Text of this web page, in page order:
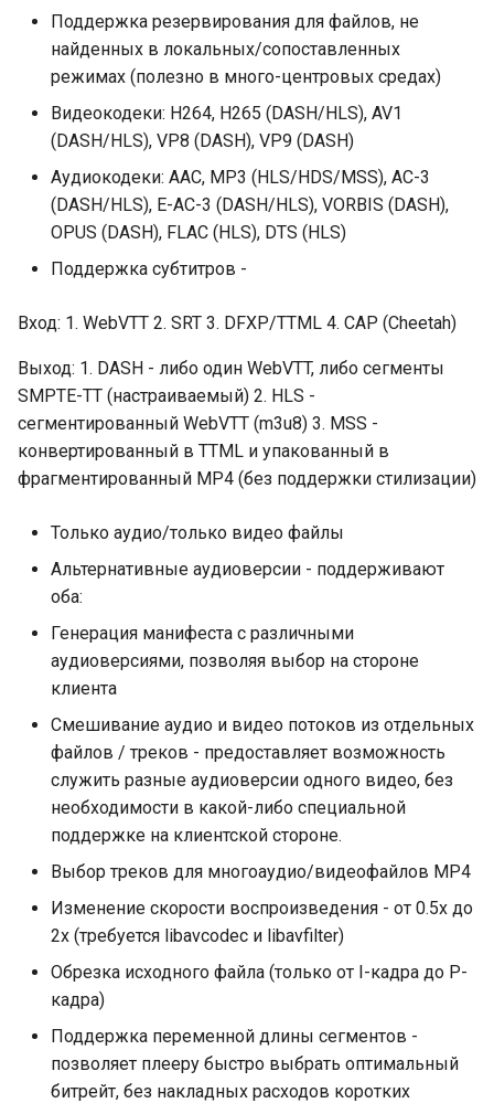
Клипы для фильтров
громкости
Клипы смешивания
Конкатенация клипа
Динамический клип
Безопасность
Шифрование URL
Шифрование медиа
DRM
Примеры
конфигураций
Проверенные
конфигурации
Рекомендации по
производительности
Директивы
конфигурации - база
vod
vod_status
Директивы
конфигурации -
Поддержка резервирования для файлов, не
найденных в локальных/сопоставленных
режимах (полезно в много-центровых средах)
Видеокодеки: H264, H265 (DASH/HLS), AV1
(DASH/HLS), VP8 (DASH), VP9 (DASH)
Аудиокодеки: AAC, MP3 (HLS/HDS/MSS), AC-3
(DASH/HLS), E-AC-3 (DASH/HLS), VORBIS (DASH),
OPUS (DASH), FLAC (HLS), DTS (HLS)
Поддержка субтитров -
Вход: 1. WebVTT 2. SRT 3. DFXP/TTML 4. CAP (Cheetah)
Выход: 1. DASH - либо один WebVTT, либо сегменты
SMPTE-TT (настраиваемый) 2. HLS -
сегментированный WebVTT (m3u8) 3. MSS -
конвертированный в TTML и упакованный в
фрагментированный MP4 (без поддержки стилизации)
Только аудио/только видео файлы
Альтернативные аудиоверсии - поддерживают
оба:
Генерация манифеста с различными
аудиоверсиями, позволяя выбор на стороне
клиента
Смешивание аудио и видео потоков из отдельных
файлов / треков - предоставляет возможность
служить разные аудиоверсии одного видео, без
необходимости в какой-либо специальной
поддержке на клиентской стороне.
Выбор треков для многоаудио/видеофайлов MP4
Изменение скорости воспроизведения - от 0.5x до
2x (требуется libavcodec и libavfilter)
Обрезка исходного файла (только от I-кадра до P-
кадра)
Поддержка переменной длины сегментов -
позволяет плееру быстро выбрать оптимальный
битрейт, без накладных расходов коротких